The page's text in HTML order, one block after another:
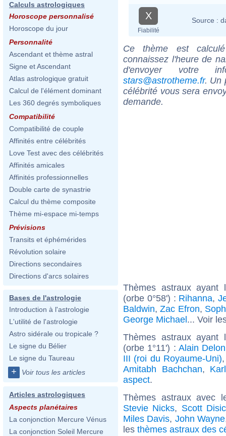
Calculs astrologiques
Horoscope personnalisé
Horoscope du jour
Personnalité
Ascendant et thème astral
Signe et Ascendant
Atlas astrologique gratuit
Calcul de l'élément dominant
Les 360 degrés symboliques
Compatibilité
Compatibilité de couple
Affinités entre célébrités
Love Test avec des célébrités
Affinités amicales
Affinités professionnelles
Double carte de synastrie
Calcul du thème composite
Thème mi-espace mi-temps
Prévisions
Transits et éphémérides
Révolution solaire
Directions secondaires
Directions d'arcs solaires
Bases de l'astrologie
Introduction à l'astrologie
L'utilité de l'astrologie
Astro sidérale ou tropicale ?
Le signe du Bélier
Le signe du Taureau
+ Voir tous les articles
Articles astrologiques
Aspects planétaires
La conjonction Mercure Vénus
La conjonction Soleil Mercure
X
Fiabilité
Source :
Ce thème est
connaissez l'heure de
d'envoyer votre
stars@astrotheme.fr. Un
célébrité vous sera
demande.
Thèmes astraux ayant
(orbe 0°58') : Rihanna,
Baldwin,Zac Efron,
George Michael... Voir
Thèmes astraux ayant
(orbe 1°11') : Alain Delon
III (roi du Royaume-Uni)
Amitabh Bachchan,
aspect.
Thèmes astraux avec
Stevie Nicks, Scott
Miles Davis, John Wayne
les thèmes astraux des